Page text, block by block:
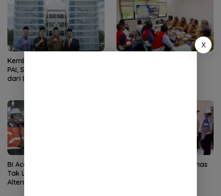
Kembali Nahkodai APDOK
PAI, Silahuddin Tuai Apresiasi
dari LPPM UNISAI Samalanga
BI Aceh dan SBA Olah Uang
Tak Layak Edar Jadi Energi
Alternatif
Polisi Perampok Toko Emas
X